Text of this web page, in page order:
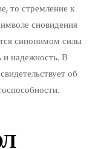
то стремление к
сновидения
синонимом силы
и надежность. В
об